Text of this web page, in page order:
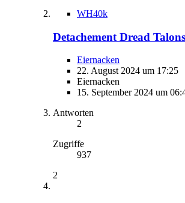
WH40k
Detachement Dread Talons
Eiernacken
22. August 2024 um 17:25
Eiernacken
15. September 2024 um
Antworten
2
Zugriffe
937
2